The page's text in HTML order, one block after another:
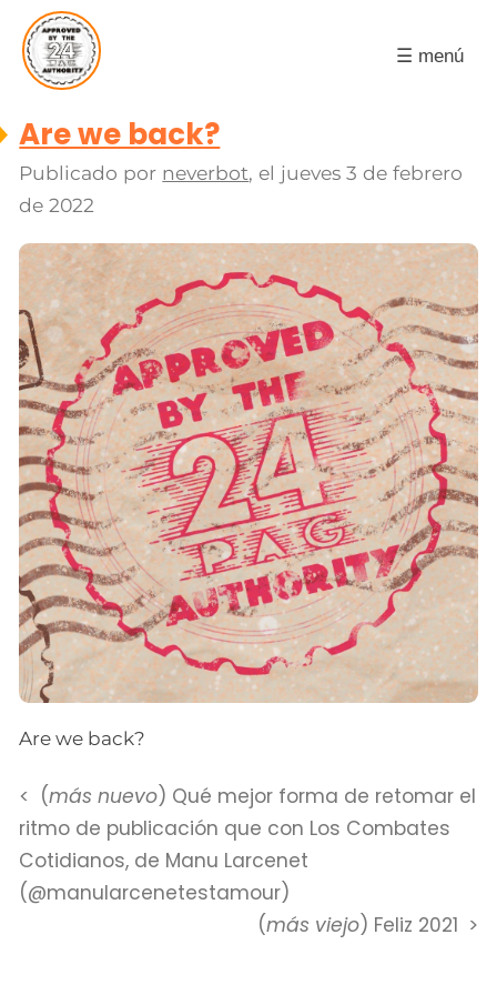
☰ menú
Are we back?
Publicado por neverbot, el jueves 3 de febrero
de 2022
Are we back?
(más nuevo) Qué mejor forma de retomar el
ritmo de publicación que con Los Combates
Cotidianos, de Manu Larcenet
(@manularcenetestamour)
(más viejo) Feliz 2021